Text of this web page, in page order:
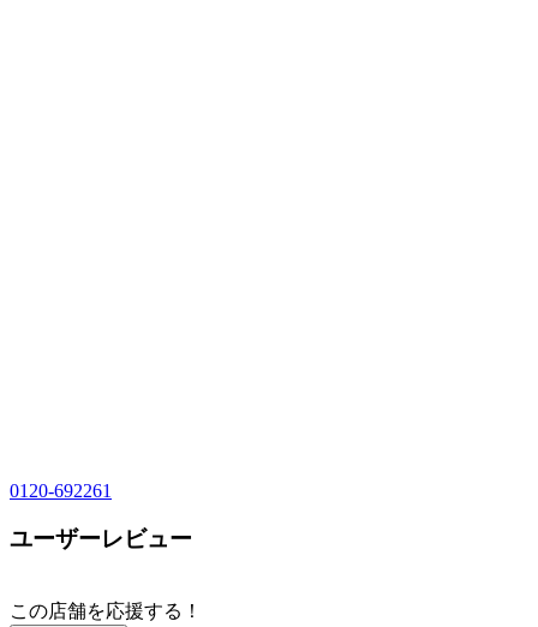
0120-692261
ユーザーレビュー
この店舗を応援する！